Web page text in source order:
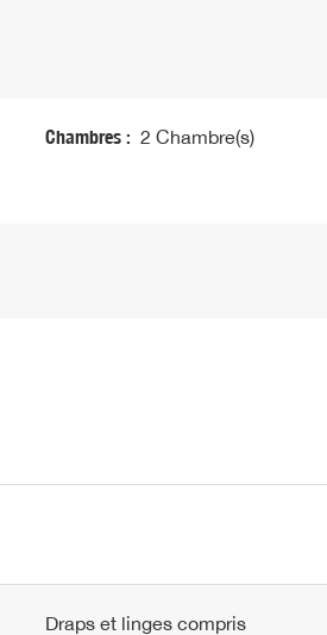
Chambres : 2 Chambre(s)
Draps et linges compris